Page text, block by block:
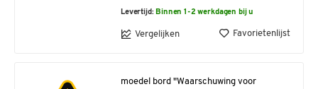
Levertijd: Binnen 1-2 werkdagen bij u
Vergelijken Favorietenlijst
moedel bord "Waarschuwing voor